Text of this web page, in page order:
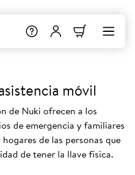
móvil
de Nuki ofrecen a los
de emergencia y familiares
de las personas que
de tener la llave física.